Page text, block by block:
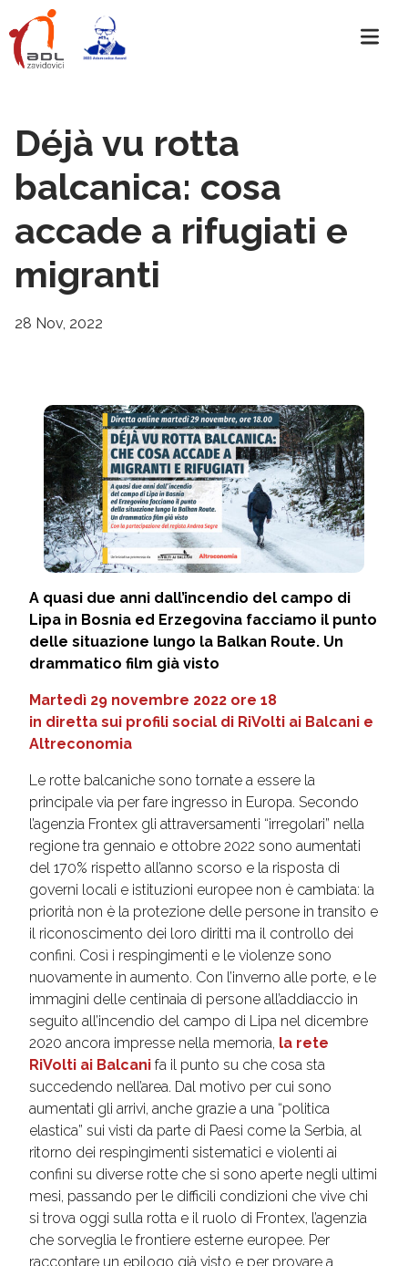
Déjà vu rotta
balcanica: cosa
accade a rifugiati e
migranti
28 Nov, 2022
A quasi due anni dall’incendio del campo di
Lipa in Bosnia ed Erzegovina facciamo il punto
delle situazione lungo la Balkan Route. Un
drammatico film già visto
Martedì 29 novembre 2022 ore 18
in diretta sui profili social di RiVolti ai Balcani e
Altreconomia
Le rotte balcaniche sono tornate a essere la
principale via per fare ingresso in Europa. Secondo
l’agenzia Frontex gli attraversamenti “irregolari” nella
regione tra gennaio e ottobre 2022 sono aumentati
del 170% rispetto all’anno scorso e la risposta di
governi locali e istituzioni europee non è cambiata: la
priorità non è la protezione delle persone in transito e
il riconoscimento dei loro diritti ma il controllo dei
confini. Così i respingimenti e le violenze sono
nuovamente in aumento. Con l’inverno alle porte, e le
immagini delle centinaia di persone all’addiaccio in
seguito all’incendio del campo di Lipa nel dicembre
2020 ancora impresse nella memoria, la rete
RiVolti ai Balcani fa il punto su che cosa sta
succedendo nell’area. Dal motivo per cui sono
aumentati gli arrivi, anche grazie a una “politica
elastica” sui visti da parte di Paesi come la Serbia, al
ritorno dei respingimenti sistematici e violenti ai
confini su diverse rotte che si sono aperte negli ultimi
mesi, passando per le difficili condizioni che vive chi
si trova oggi sulla rotta e il ruolo di Frontex, l’agenzia
che sorveglia le frontiere esterne europee. Per
raccontare un epilogo già visto e per provare a